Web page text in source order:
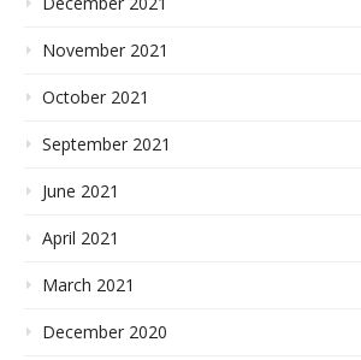
November 2021
October 2021
September 2021
June 2021
April 2021
March 2021
December 2020